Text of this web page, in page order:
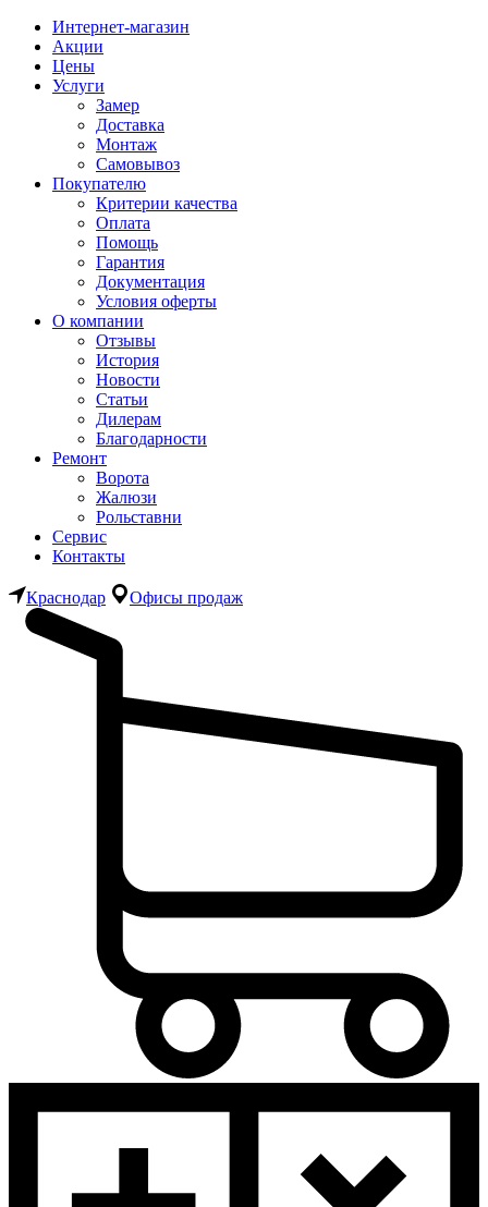
Интернет-магазин
Акции
Цены
Услуги
Замер
Доставка
Монтаж
Самовывоз
Покупателю
Критерии качества
Оплата
Помощь
Гарантия
Документация
Условия оферты
О компании
Отзывы
История
Новости
Статьи
Дилерам
Благодарности
Ремонт
Ворота
Жалюзи
Рольставни
Сервис
Контакты
Краснодар Офисы продаж